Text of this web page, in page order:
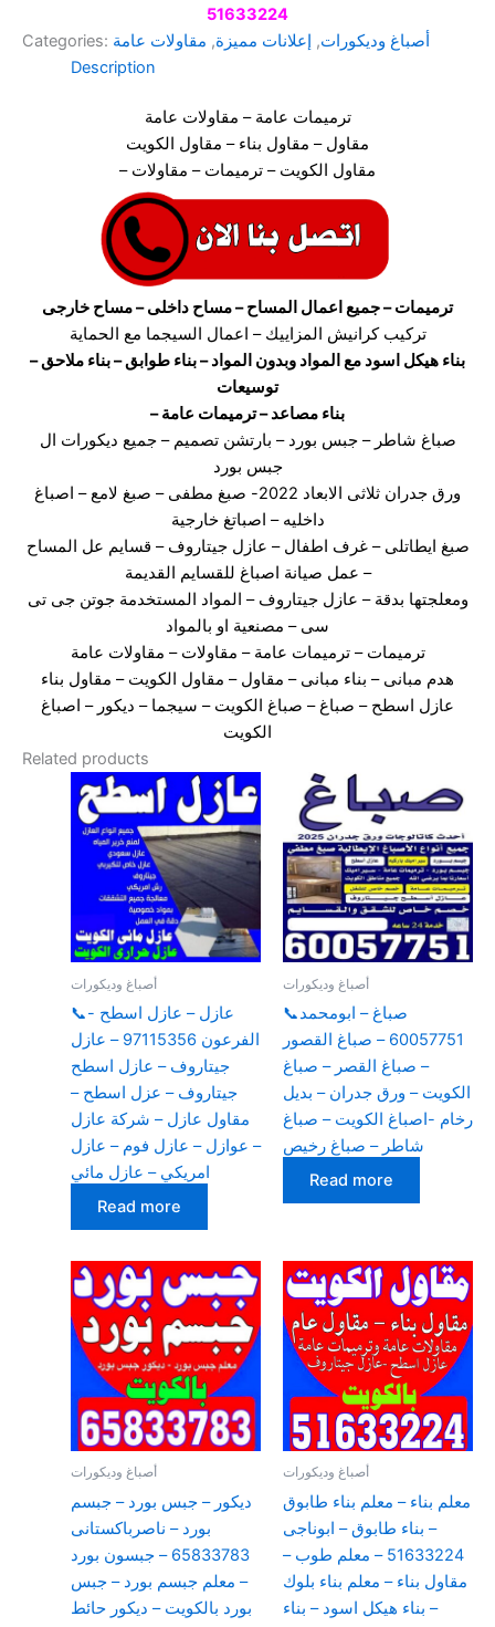
51633224
Categories:
أصباغ وديكورات, إعلانات مميزة, مقاولات عامة
Description
ترميمات عامة – مقاولات عامة
مقاول – مقاول بناء – مقاول الكويت
– مقاول الكويت – ترميمات – مقاولات
ترميمات– جميع اعمال المساح – مساح داخلى – مساح خارجى
تركيب كرانيش المزاييك – اعمال السيجما مع الحماية
بناء هيكل اسود مع المواد وبدون المواد – بناء طوابق – بناء ملاحق –
توسيعات
– بناء مصاعد – ترميمات عامة
صباغ شاطر – جبس بورد – بارتشن تصميم – جميع ديكورات ال
جبس بورد
ورق جدران ثلاثى الابعاد 2022- صبغ مطفى – صبغ لامع – اصباغ
داخليه – اصباتغ خارجية
صبغ ايطاتلى – غرف اطفال – عازل جيتاروف – قسايم عل المساح
– عمل صيانة اصباغ للقسايم القديمة
ومعلجتها بدقة – عازل جيتاروف – المواد المستخدمة جوتن جى تى
سى – مصنعية او بالمواد
ترميمات – ترميمات عامة – مقاولات – مقاولات عامة
هدم مبانى – بناء مبانى – مقاول – مقاول الكويت – مقاول بناء
عازل اسطح – صباغ – صباغ الكويت – سيجما – ديكور – اصباغ
الكويت
Related products
أصباغ وديكورات
عازل – عازل اسطح -📞
الفرعون 97115356 – عازل
جيتاروف – عازل اسطح
جيتاروف – عزل اسطح –
مقاول عازل – شركة عازل
– عوازل – عازل فوم – عازل
امريكي – عازل مائي
Read more
أصباغ وديكورات
صباغ – ابومحمد📞
60057751 – صباغ القصور
– صباغ القصر – صباغ
الكويت – ورق جدران – بديل
رخام -اصباغ الكويت – صباغ
شاطر – صباغ رخيص
Read more
أصباغ وديكورات
ديكور – جبس بورد – جبسم
بورد – ناصرباكستانى
65833783 – جبسون بورد
– معلم جبسم بورد – جبس
بورد بالكويت – ديكور حائط
أصباغ وديكورات
معلم بناء – معلم بناء طابوق
– بناء طابوق – ابوناجى
51633224 – معلم طوب –
مقاول بناء – معلم بناء بلوك
– بناء هيكل اسود – بناء